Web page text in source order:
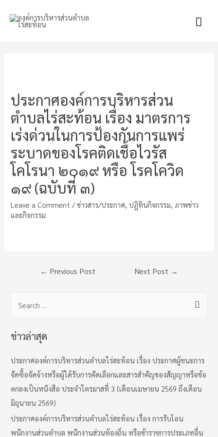
ประกาศองค์การบริหารส่วน
ตำบลไร่สะท้อน เรื่อง มาตรการ
เร่งด่วนในการป้องกันการแพร่
ระบาดของโรคติดเชื้อไวรัส
โคโรนา ๒๐๑๙ หรือ โรคโควิด
๑๙ (ฉบับที่ ๓)
Leave a Comment /ข่าวสาร/ประกาศ,ปฏิทินกิจกรรม,ภาพข่าว
และกิจกรรม
Post
← Previous Post Next Post →
r
h
o
ข่าวล่าสุด
ประกาศองค์การบริหารส่วนตำบลไร่สะท้อน เรื่อง ประกาศผู้ชนะการ
จัดซื้อจัดจ้างหรือผู้ได้รับการคัดเลือกและสารสำคัญของสัญญาหรือข้อ
ตกลงเป็นหนังสือ ประจำไตรมาสที่ 3 (เดือนเมษายน 2569 ถึงเดือน
มิถุนายน 2569)
ประกาศองค์การบริหารส่วนตำบลไร่สะท้อน เรื่อง การรับโอน
พนักงานส่วนตำบล พนักงานส่วนท้องถิ่น หรือข้าราชการประเภทอื่น